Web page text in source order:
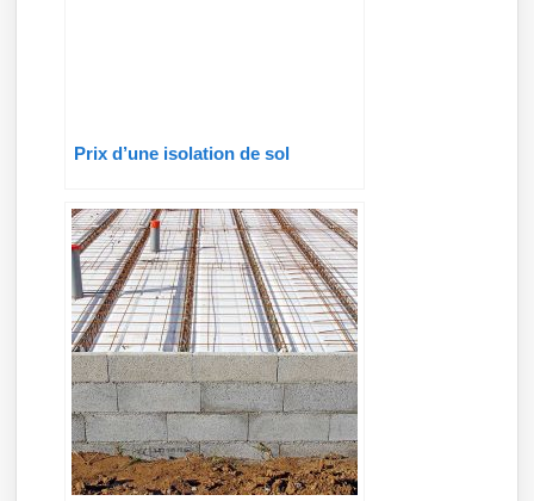
Prix d’une isolation de sol